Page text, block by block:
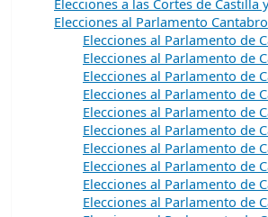
Elecciones al Parlamento Cantabro
Elecciones al Parlamento de
Elecciones al Parlamento de
Elecciones al Parlamento de
Elecciones al Parlamento de
Elecciones al Parlamento de
Elecciones al Parlamento de
Elecciones al Parlamento de
Elecciones al Parlamento de
Elecciones al Parlamento de
Elecciones al Parlamento de